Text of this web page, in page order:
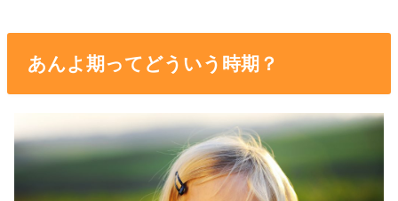
あんよ期ってどういう時期？